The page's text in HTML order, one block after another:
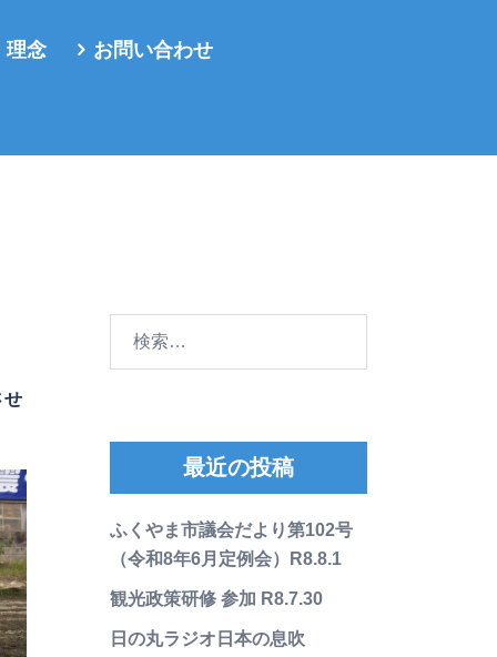
理念 お問い合わせ
せ
最近の投稿
ふくやま市議会だより第102号
（令和8年6月定例会）R8.8.1
観光政策研修 参加 R8.7.30
日の丸ラジオ日本の息吹